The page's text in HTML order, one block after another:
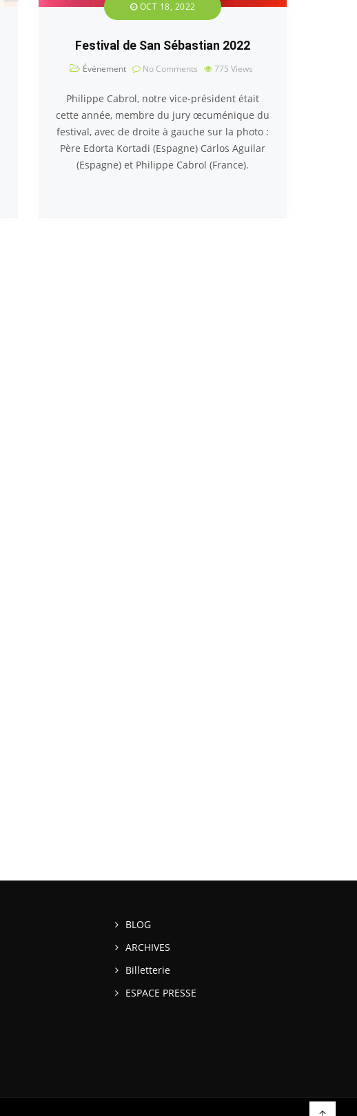
OCT 18, 2022
Festival de San Sébastian 2022
Événement No Comments 775 Views
Philippe Cabrol, notre vice-président était
cette année, membre du jury œcuménique du
festival, avec de droite à gauche sur la photo :
Père Edorta Kortadi (Espagne) Carlos Aguilar
(Espagne) et Philippe Cabrol (France).
BLOG
ARCHIVES
Billetterie
ESPACE PRESSE